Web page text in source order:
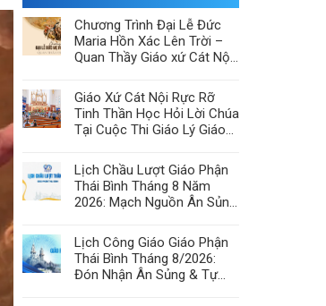
Chương Trình Đại Lễ Đức
Maria Hồn Xác Lên Trời –
Quan Thầy Giáo xứ Cát Nội
Giáo Xứ Cát Nội Rực Rỡ
Tinh Thần Học Hỏi Lời Chúa
Tại Cuộc Thi Giáo Lý Giáo
Lịch Chầu Lượt Giáo Phận
Thái Bình Tháng 8 Năm
2026: Mạch Nguồn Ân Sủng
Lịch Công Giáo Giáo Phận
Thái Bình Tháng 8/2026:
Đón Nhận Ân Sủng & Tự